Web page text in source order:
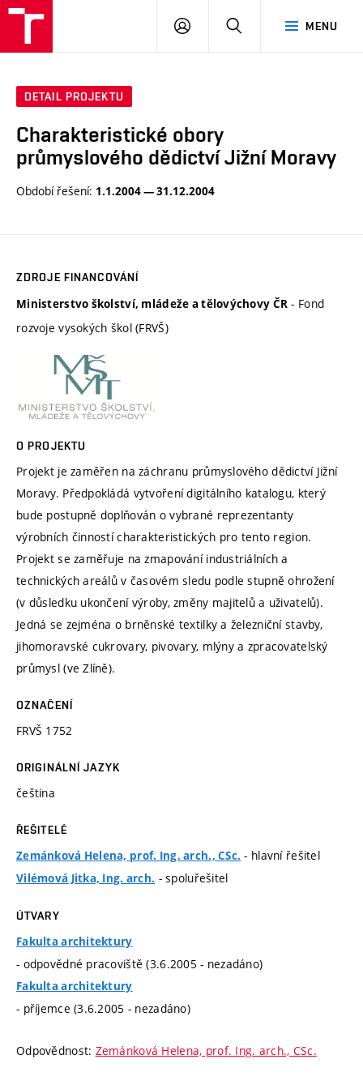
MENU
PŘIHLÁSIT
DETAIL PROJEKTU
Charakteristické obory
průmyslového dědictví Jižní Moravy
Období řešení: 1.1.2004 — 31.12.2004
ZDROJE FINANCOVÁNÍ
Ministerstvo školství, mládeže a tělovýchovy ČR - Fond
rozvoje vysokých škol (FRVŠ)
O PROJEKTU
Projekt je zaměřen na záchranu průmyslového dědictví Jižní
Moravy. Předpokládá vytvoření digitálního katalogu, který
bude postupně doplňován o vybrané reprezentanty
výrobních činností charakteristických pro tento region.
Projekt se zaměřuje na zmapování industriálních a
technických areálů v časovém sledu podle stupně ohrožení
(v důsledku ukončení výroby, změny majitelů a uživatelů).
Jedná se zejména o brněnské textilky a železniční stavby,
jihomoravské cukrovary, pivovary, mlýny a zpracovatelský
průmysl (ve Zlíně).
OZNAČENÍ
FRVŠ 1752
ORIGINÁLNÍ JAZYK
čeština
ŘEŠITELÉ
Zemánková Helena, prof. Ing. arch., CSc. - hlavní řešitel
Vilémová Jitka, Ing. arch. - spoluřešitel
ÚTVARY
Fakulta architektury
- odpovědné pracoviště (3.6.2005 - nezadáno)
Fakulta architektury
- příjemce (3.6.2005 - nezadáno)
Odpovědnost: Zemánková Helena, prof. Ing. arch., CSc.